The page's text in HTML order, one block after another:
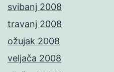
svibanj 2008
travanj 2008
ožujak 2008
veljača 2008